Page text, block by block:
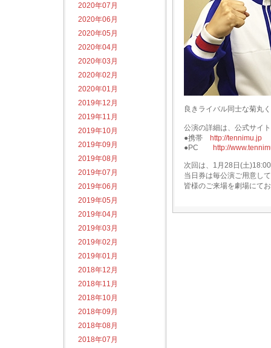
2020年07月
2020年06月
2020年05月
2020年04月
2020年03月
2020年02月
2020年01月
2019年12月
2019年11月
2019年10月
2019年09月
2019年08月
2019年07月
2019年06月
2019年05月
2019年04月
2019年03月
2019年02月
2019年01月
2018年12月
2018年11月
2018年10月
2018年09月
2018年08月
2018年07月
良きライバル同士な菊丸
公演の詳細は、公式サイ
●携帯
http://tennimu.jp
●PC
http://
次回は、1月28日(土
当日券は毎公演ご用意し
皆様のご来場を劇場にて